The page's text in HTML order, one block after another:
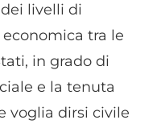
livelli di
tra le
in grado di
e la tenuta
voglia dirsi civile